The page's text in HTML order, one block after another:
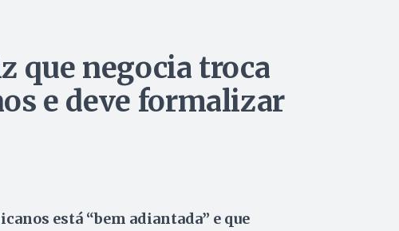
que negocia troca
e deve formalizar
está “bem adiantada” e que